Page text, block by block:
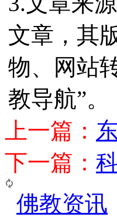
文章，其
物、网站
教导航”。
上一篇：
下一篇：
佛教资讯